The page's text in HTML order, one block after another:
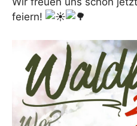
feiern!